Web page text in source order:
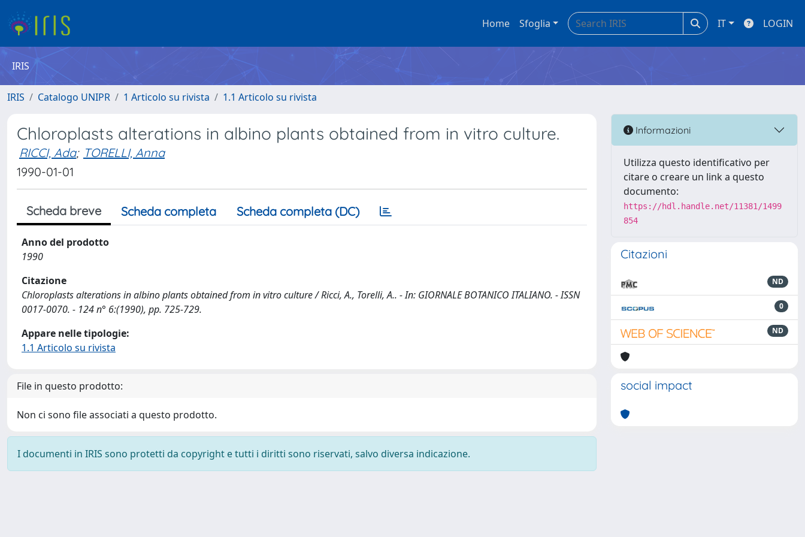
Home Sfoglia IT LOGIN
IRIS
IRIS Catalogo UNIPR 1 Articolo su rivista 1.1 Articolo su rivista
Chloroplasts alterations in albino plants obtained from in vitro culture.
RICCI, Ada; TORELLI, Anna
1990-01-01
Scheda breve Scheda completa Scheda completa (DC)
Anno del prodotto
1990
Citazione
Chloroplasts alterations in albino plants obtained from in vitro culture / Ricci, A., Torelli, A.. - In: GIORNALE BOTANICO ITALIANO. - ISSN
0017-0070. - 124 n° 6:(1990), pp. 725-729.
Appare nelle tipologie:
1.1 Articolo su rivista
File in questo prodotto:
Non ci sono file associati a questo prodotto.
I documenti in IRIS sono protetti da copyright e tutti i diritti sono riservati, salvo diversa indicazione.
Informazioni
Utilizza questo identificativo per
citare o creare un link a questo
documento:
https://hdl.handle.net/11381/1499
854
Citazioni
ND
0
ND
social impact